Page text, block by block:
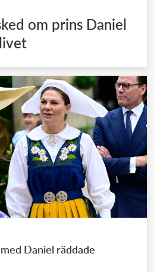
om prins Daniel
Daniel räddade